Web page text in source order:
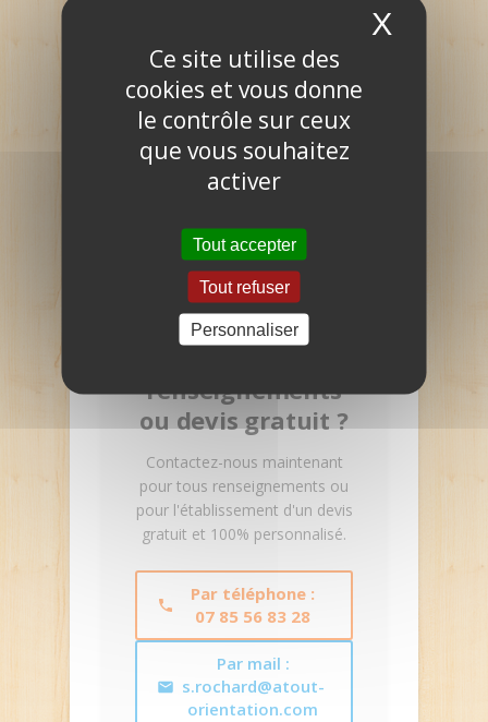
Ce site utilise des
cookies et vous donne
le contrôle sur ceux
que vous souhaitez
activer
Tout accepter
Tout refuser
Personnaliser
X
les délais impartis
Gestion des listes d'attente
À partir de mi-juin : Phase
complémentaire
Formulation de nouveaux vœux
dans les formations disposant de
places vacantes
nécessaire
renseignements
ou devis gratuit ?
Contactez-nous maintenant
pour tous renseignements ou
pour l'établissement d'un devis
gratuit et 100% personnalisé.
Par téléphone :
07 85 56 83 28
Par mail :
s.rochard@atout-
orientation.com